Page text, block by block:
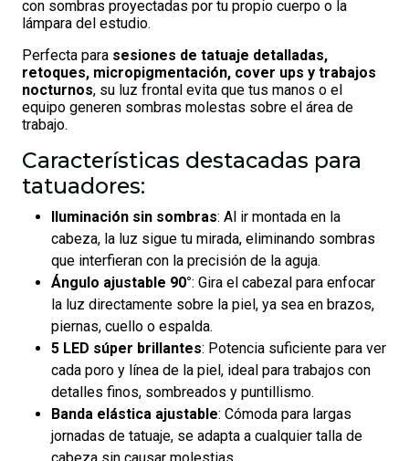
con sombras proyectadas por tu propio cuerpo o la
lámpara del estudio.
Perfecta para sesiones de tatuaje detalladas,
retoques, micropigmentación, cover ups y trabajos
nocturnos, su luz frontal evita que tus manos o el
equipo generen sombras molestas sobre el área de
trabajo.
Características destacadas para
tatuadores:
Iluminación sin sombras: Al ir montada en la
cabeza, la luz sigue tu mirada, eliminando sombras
que interfieran con la precisión de la aguja.
Ángulo ajustable 90°: Gira el cabezal para enfocar
la luz directamente sobre la piel, ya sea en brazos,
piernas, cuello o espalda.
5 LED súper brillantes: Potencia suficiente para ver
cada poro y línea de la piel, ideal para trabajos con
detalles finos, sombreados y puntillismo.
Banda elástica ajustable: Cómoda para largas
jornadas de tatuaje, se adapta a cualquier talla de